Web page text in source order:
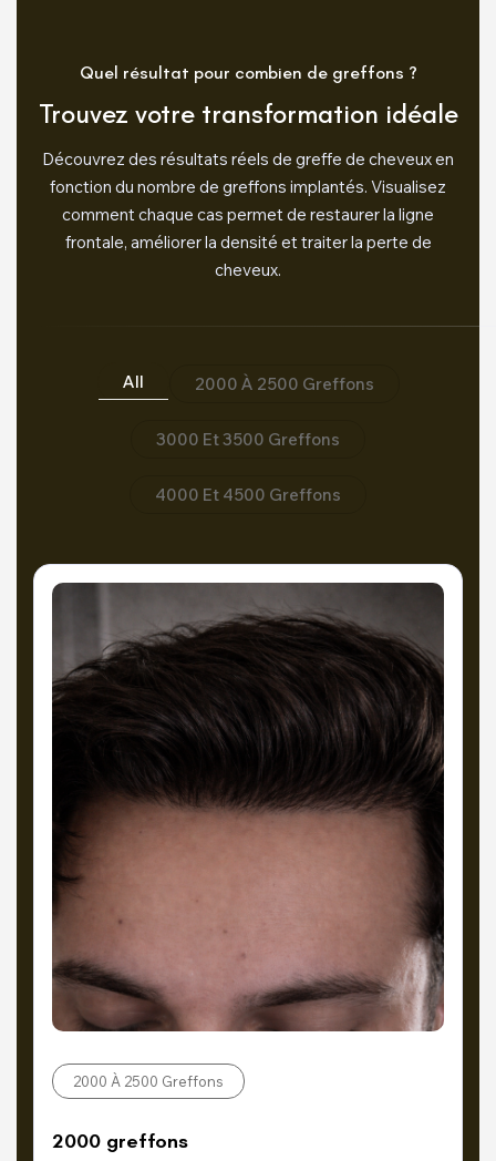
Quel résultat pour combien de greffons ?
Trouvez votre transformation idéale
Découvrez des résultats réels de greffe de cheveux en
fonction du nombre de greffons implantés. Visualisez
comment chaque cas permet de restaurer la ligne
frontale, améliorer la densité et traiter la perte de
cheveux.
All 2000 À 2500 Greffons
3000 Et 3500 Greffons
4000 Et 4500 Greffons
2000 À 2500 Greffons
2000 greffons